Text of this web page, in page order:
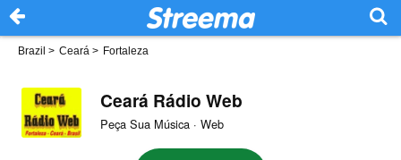
Brazil > Ceará > Fortaleza
Ceará Rádio Web
Peça Sua Música · Web